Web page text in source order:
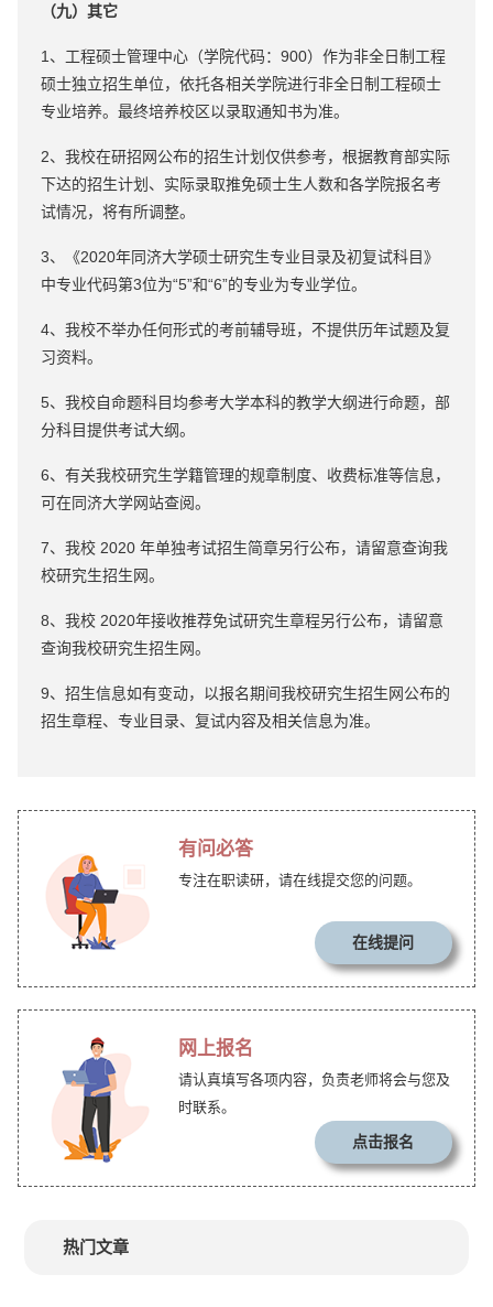
（九）其它
1、工程硕士管理中心（学院代码：900）作为非全日制工程
硕士独立招生单位，依托各相关学院进行非全日制工程硕士
专业培养。最终培养校区以录取通知书为准。
2、我校在研招网公布的招生计划仅供参考，根据教育部实际
下达的招生计划、实际录取推免硕士生人数和各学院报名考
试情况，将有所调整。
3、《2020年同济大学硕士研究生专业目录及初复试科目》
中专业代码第3位为“5”和“6”的专业为专业学位。
4、我校不举办任何形式的考前辅导班，不提供历年试题及复
习资料。
5、我校自命题科目均参考大学本科的教学大纲进行命题，部
分科目提供考试大纲。
6、有关我校研究生学籍管理的规章制度、收费标准等信息，
可在同济大学网站查阅。
7、我校 2020 年单独考试招生简章另行公布，请留意查询我
校研究生招生网。
8、我校 2020年接收推荐免试研究生章程另行公布，请留意
查询我校研究生招生网。
9、招生信息如有变动，以报名期间我校研究生招生网公布的
招生章程、专业目录、复试内容及相关信息为准。
有问必答
专注在职读研，请在线提交您的问题。
在线提问
网上报名
请认真填写各项内容，负责老师将会与您及
时联系。
点击报名
热门文章